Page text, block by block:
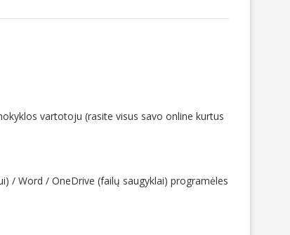
vartotoju (rasite visus savo online kurtus
/ Word / OneDrive (failų saugyklai) programėles